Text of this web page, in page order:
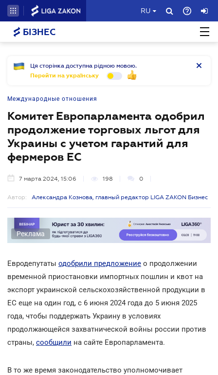
RU
БІЗНЕС
Ця сторінка доступна рідною мовою.
Перейти на українську
Международные отношения
Комитет Европарламента одобрил
продолжение торговых льгот для
Украины с учетом гарантий для
фермеров ЕС
7 марта 2024, 15:06 198 0
Автор: Александра Кознова, главный редактор LIGA ZAKON Бизнес
Реклама
Евродепутаты одобрили предложение о продолжении
временной приостановки импортных пошлин и квот на
экспорт украинской сельскохозяйственной продукции в
ЕС еще на один год, с 6 июня 2024 года до 5 июня 2025
года, чтобы поддержать Украину в условиях
продолжающейся захватнической войны россии против
страны, сообщили на сайте Европарламента.
В то же время законодательство уполномочивает